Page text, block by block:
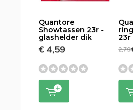
Quantore
Showtassen 23r -
glashelder dik
€ 4,59
23r
2,79